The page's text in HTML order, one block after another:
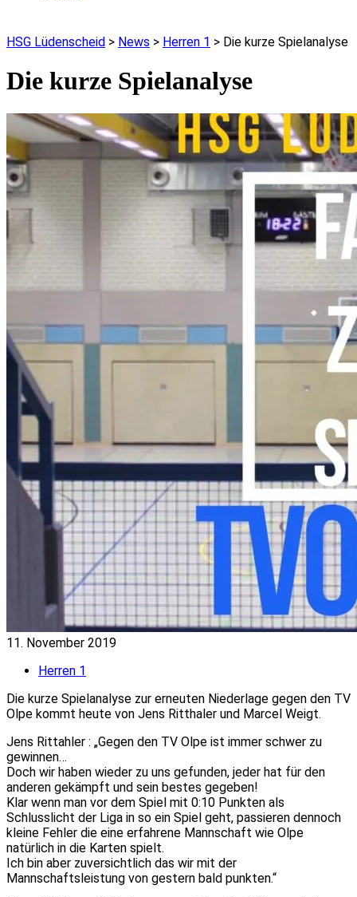
HSG Lüdenscheid > News > Herren 1 > Die kurze Spielanalyse
Die kurze Spielanalyse
11. November 2019
Herren 1
Die kurze Spielanalyse zur erneuten Niederlage gegen den TV
Olpe kommt heute von Jens Ritthaler und Marcel Weigt.
Jens Rittahler : „Gegen den TV Olpe ist immer schwer zu
gewinnen…
Doch wir haben wieder zu uns gefunden, jeder hat für den
anderen gekämpft und sein bestes gegeben!
Klar wenn man vor dem Spiel mit 0:10 Punkten als
Schlusslicht der Liga in so ein Spiel geht, passieren dennoch
kleine Fehler die eine erfahrene Mannschaft wie Olpe
natürlich in die Karten spielt.
Ich bin aber zuversichtlich das wir mit der
Mannschaftsleistung von gestern bald punkten.“